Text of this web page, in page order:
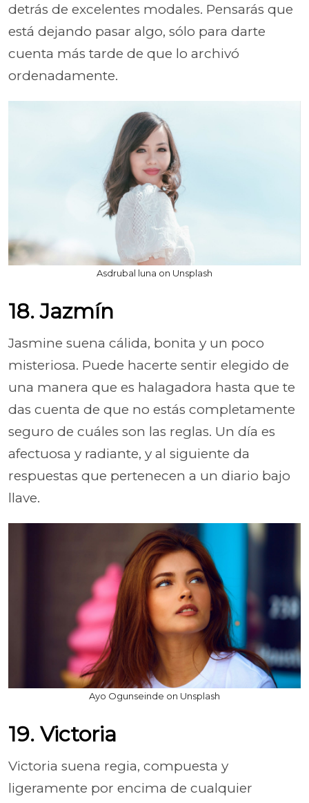
detrás de excelentes modales. Pensarás que
está dejando pasar algo, sólo para darte
cuenta más tarde de que lo archivó
ordenadamente.
Asdrubal luna on Unsplash
18. Jazmín
Jasmine suena cálida, bonita y un poco
misteriosa. Puede hacerte sentir elegido de
una manera que es halagadora hasta que te
das cuenta de que no estás completamente
seguro de cuáles son las reglas. Un día es
afectuosa y radiante, y al siguiente da
respuestas que pertenecen a un diario bajo
llave.
Ayo Ogunseinde on Unsplash
19. Victoria
Victoria suena regia, compuesta y
ligeramente por encima de cualquier